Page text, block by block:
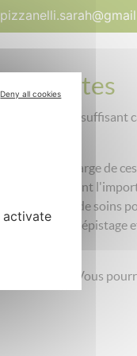
chez l'insuffisant
prise en charge de
soulignent
du parcours de soins
le dépistage
anonymes. Vous
Deny all cookies
activate